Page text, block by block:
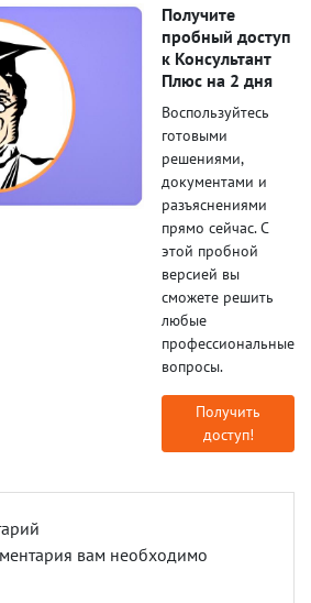
Получите
пробный доступ
к Консультант
Плюс на 2 дня
Воспользуйтесь
готовыми
решениями,
документами и
разъяснениями
прямо сейчас. С
этой пробной
версией вы
сможете решить
любые
профессиональные
вопросы.
Получить
доступ!
вам необходимо